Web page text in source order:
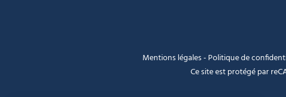
Mentions légales- Politique de
Ce site est protégé par